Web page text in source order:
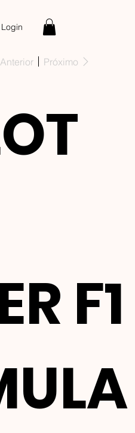
Login
Anterior Próximo
F1